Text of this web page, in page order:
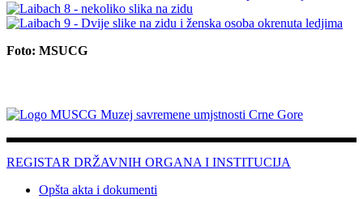
Foto: MSUCG
REGISTAR DRŽAVNIH ORGANA I INSTITUCIJA
Opšta akta i dokumenti